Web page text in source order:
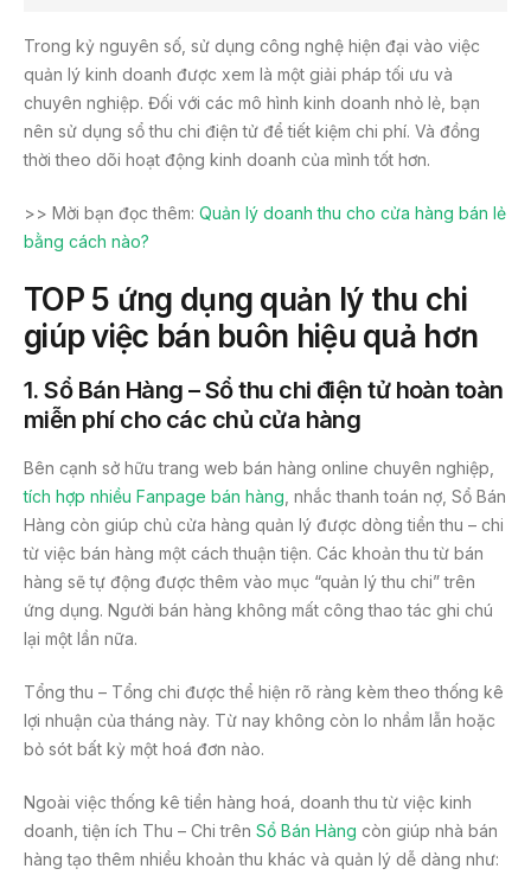
Trong kỷ nguyên số, sử dụng công nghệ hiện đại vào việc
quản lý kinh doanh được xem là một giải pháp tối ưu và
chuyên nghiệp. Đối với các mô hình kinh doanh nhỏ lẻ, bạn
nên sử dụng sổ thu chi điện tử để tiết kiệm chi phí. Và đồng
thời theo dõi hoạt động kinh doanh của mình tốt hơn.
>> Mời bạn đọc thêm: Quản lý doanh thu cho cửa hàng bán lẻ
bằng cách nào?
TOP 5 ứng dụng quản lý thu chi
giúp việc bán buôn hiệu quả hơn
1.Sổ Bán Hàng – Sổ thu chi điện tử hoàn toàn
miễn phí cho các chủ cửa hàng
Bên cạnh sở hữu trang web bán hàng online chuyên nghiệp,
tích hợp nhiều Fanpage bán hàng , nhắc thanh toán nợ, Sổ Bán
Hàng còn giúp chủ cửa hàng quản lý được dòng tiền thu – chi
từ việc bán hàng một cách thuận tiện. Các khoản thu từ bán
hàng sẽ tự động được thêm vào mục “quản lý thu chi” trên
ứng dụng. Người bán hàng không mất công thao tác ghi chú
lại một lần nữa.
Tổng thu – Tổng chi được thể hiện rõ ràng kèm theo thống kê
lợi nhuận của tháng này. Từ nay không còn lo nhầm lẫn hoặc
bỏ sót bất kỳ một hoá đơn nào.
Ngoài việc thống kê tiền hàng hoá, doanh thu từ việc kinh
doanh, tiện ích Thu – Chi trên Sổ Bán Hàng còn giúp nhà bán
hàng tạo thêm nhiều khoản thu khác và quản lý dễ dàng như: